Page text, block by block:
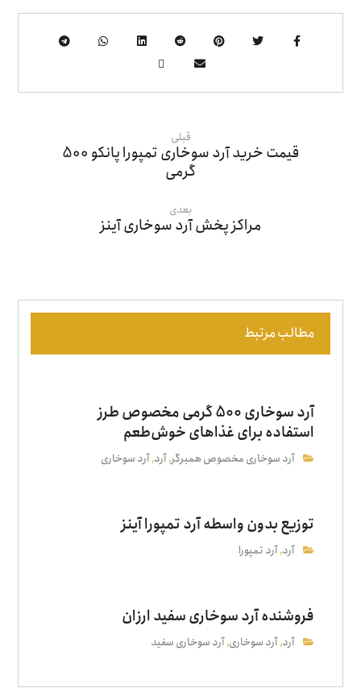
قبلی
قیمت خرید آرد سوخاری تمپورا پانکو 500
گرمی
بعدی
مراکز پخش آرد سوخاری آینز
مطالب مرتبط
آرد سوخاری 500 گرمی مخصوص طرز
استفاده برای غذاهای خوش‌طعم
آرد سوخاری مخصوص همبرگر,آرد,آرد سوخاری
توزیع بدون واسطه آرد تمپورا آینز
آرد,آرد تمپورا
فروشنده آرد سوخاری سفید ارزان
آرد,آرد سوخاری,آرد سوخاری سفید